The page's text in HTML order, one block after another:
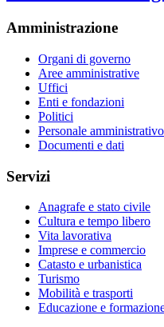
Amministrazione
Organi di governo
Aree amministrative
Uffici
Enti e fondazioni
Politici
Personale amministrativo
Documenti e dati
Servizi
Anagrafe e stato civile
Cultura e tempo libero
Vita lavorativa
Imprese e commercio
Catasto e urbanistica
Turismo
Mobilità e trasporti
Educazione e